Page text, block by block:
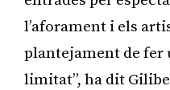
l’aforament i els
plantejament de fer
limitat”, ha dit